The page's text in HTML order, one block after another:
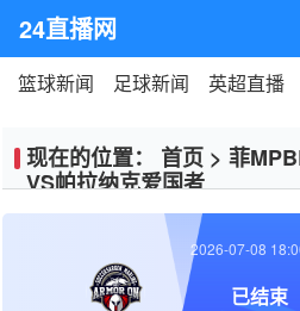
24直播网
篮球新闻 足球新闻 英超直播
现在的位置： 首页 > 菲
VS帕拉纳克爱国者
2026-07-08
已结束